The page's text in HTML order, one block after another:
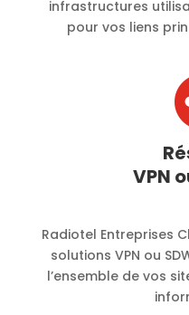
infrastructures
pour vos liens
VPN
Radiotel Entreprises
solutions VPN ou
l’ensemble de vos